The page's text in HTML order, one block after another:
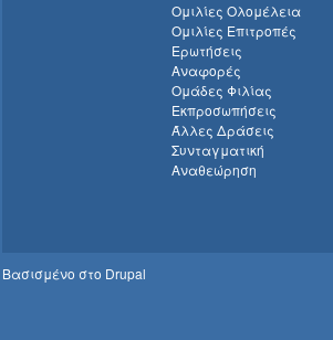
Ομιλίες Ολομέλεια
Ομιλίες Επιτροπές
Ερωτήσεις
Αναφορές
Ομάδες Φιλίας
Εκπροσωπήσεις
Άλλες Δράσεις
Συνταγματική
Αναθεώρηση
Βασισμένο στο Drupal